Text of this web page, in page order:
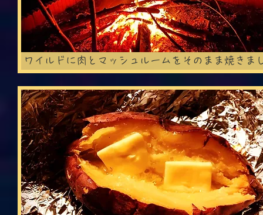
ワイルドに肉とマッシュルームをそのまま焼きま